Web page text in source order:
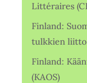
Littéraires
Finland:
tulkkien liitto
Finland:
(KAOS)